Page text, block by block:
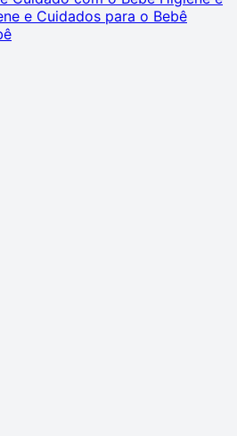
e Cuidados para o Bebê